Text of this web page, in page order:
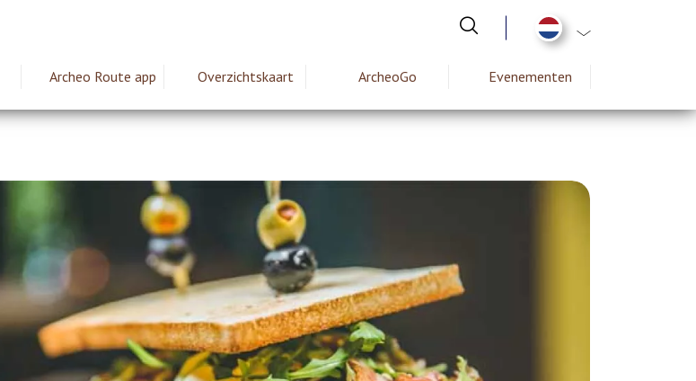
Aanvullende
Archeo Route app Overzichtskaart ArcheoGo Evenementen